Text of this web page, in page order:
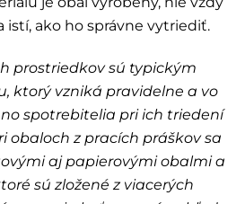
istí, ako ho správne vytriediť.
prostriedkov sú typickým
ktorý vzniká pravidelne a vo
spotrebitelia pri ich triedení
obaloch z pracích práškov sa
aj papierovými obalmi a
sú zložené z viacerých